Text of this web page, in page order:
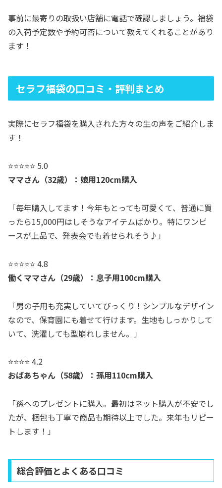
事前に最寄りの取扱い店舗に電話で確認しましょう。福袋
の入荷予定数や予約可否について教えてくれることがあり
ます！
セラフ福袋の口コミ・評判まとめ
実際にセラフ福袋を購入された方々の生の声をご紹介しま
す！
⭐⭐⭐⭐⭐ 5.0
ママさん（32歳）：娘用120cm購入
「毎年購入してます！今年もとっても可愛くて、普通に買
ったら15,000円はしそうなアイテムばかり。特にワンピ
ースが上品で、発表会でも着せられそう♪」
⭐⭐⭐⭐⭐ 4.8
働くママさん（29歳）：息子用100cm購入
「男の子用も充実していてびっくり！シンプルなデザイン
なので、保育園にも着せて行けます。生地もしっかりして
いて、洗濯しても型崩れしません。」
⭐⭐⭐⭐ 4.2
おばあちゃん（58歳）：孫用110cm購入
「孫へのプレゼントに購入。最初はネット購入が不安でし
たが、梱包も丁寧で商品も期待以上でした。来年もリピー
トします！」
総合評価とよくある口コミ